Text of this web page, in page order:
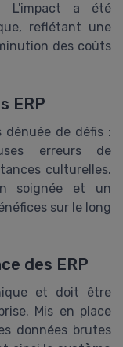
L'impact a été
reflétant une
des coûts
ERP
dénuée de défis :
erreurs de
culturelles.
soignée et un
sur le long
des ERP
et doit être
Mis en place
données brutes